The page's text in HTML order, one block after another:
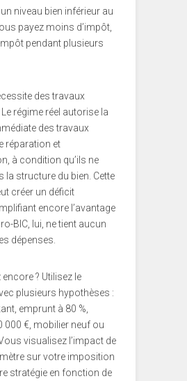
niveau bien inférieur au
payez moins d’impôt,
pendant plusieurs
des travaux
régime réel autorise la
des travaux
réparation et
à condition qu’ils ne
la structure du bien. Cette
créer un déficit
encore l’avantage
BIC, lui, ne tient aucun
dépenses.
? Utilisez le
plusieurs hypothèses :
emprunt à 80 %,
000 €, mobilier neuf ou
visualisez l’impact de
sur votre imposition
stratégie en fonction de